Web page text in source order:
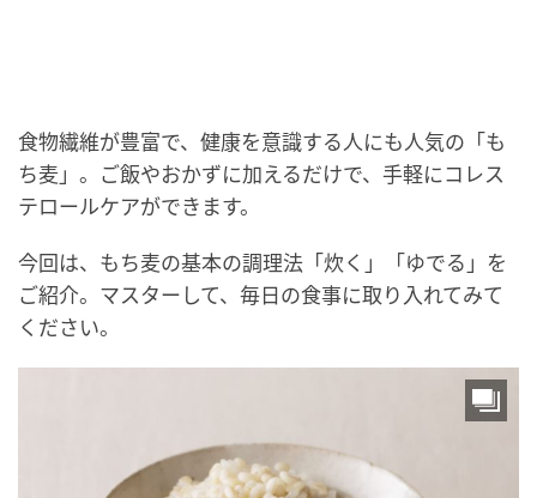
食物繊維が豊富で、健康を意識する人にも人気の「も
ち麦」。ご飯やおかずに加えるだけで、手軽にコレス
テロールケアができます。
今回は、もち麦の基本の調理法「炊く」「ゆでる」を
ご紹介。マスターして、毎日の食事に取り入れてみて
ください。